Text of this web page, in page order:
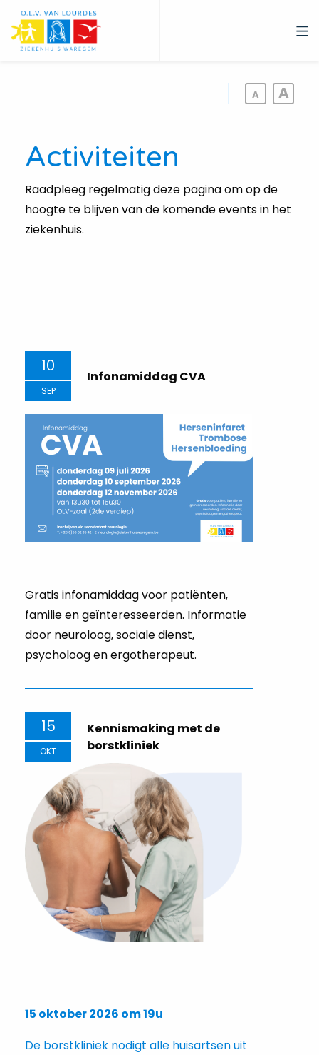
Overslaan
en
naar
Activiteiten
Raadpleeg regelmatig deze pagina om op de
hoogte te blijven van de komende events in het
ziekenhuis.
10
SEP
Infonamiddag CVA
Gratis infonamiddag voor patiënten,
familie en geïnteresseerden. Informatie
door neuroloog, sociale dienst,
psycholoog en ergotherapeut.
15
OKT
Kennismaking met de
borstkliniek
15 oktober 2026 om 19u
De borstkliniek nodigt alle huisartsen uit